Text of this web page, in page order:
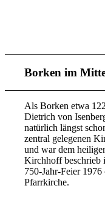
Borken im
Als Borken etwa
Dietrich von
natürlich längst
zentral gelegenen
und war dem
Kirchhoff beschrieb
750-Jahr-Feier
Pfarrkirche.